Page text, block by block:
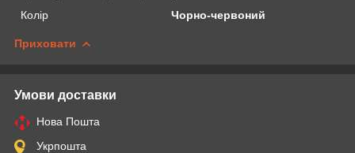
Колір
Чорно-червоний
Приховати
Умови доставки
Нова Пошта
Укрпошта